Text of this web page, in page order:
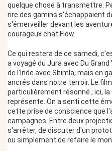
quelque chose à transmettre.
rire des gamins s'échappaient
s'émerveiller devant les
courageux chat Flow.
Ce qui restera de ce samedi,
a voyagé du Jura avec Du
de l’Inde avec Shimla, mais en
ancrés dans notre terroir. Le
particulièrement résonné ; ici,
représente. On a senti cette
cette prise de conscience que
campagnes. Entre deux
s'arrêter, de discuter d'un
ou simplement de refaire le